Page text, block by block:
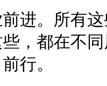
进。所有
，都在不
行。